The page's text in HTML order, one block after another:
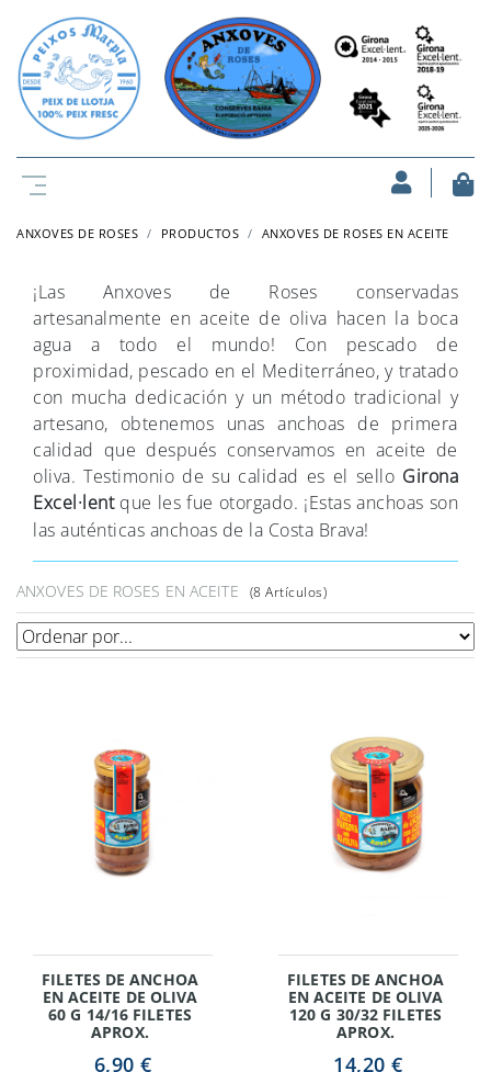
ANXOVES DE ROSES PRODUCTOS ANXOVES DE ROSES EN ACEITE
¡Las Anxoves de Roses conservadas
artesanalmente en aceite de oliva hacen la boca
agua a todo el mundo! Con pescado de
proximidad, pescado en el Mediterráneo, y tratado
con mucha dedicación y un método tradicional y
artesano, obtenemos unas anchoas de primera
calidad que después conservamos en aceite de
oliva. Testimonio de su calidad es el sello Girona
Excel·lent que les fue otorgado. ¡Estas anchoas son
las auténticas anchoas de la Costa Brava!
ANXOVES DE ROSES EN ACEITE (8 Artículos)
FILETES DE ANCHOA
EN ACEITE DE OLIVA
60 G 14/16 FILETES
APROX.
6,90 €
FILETES DE ANCHOA
EN ACEITE DE OLIVA
120 G 30/32 FILETES
APROX.
14,20 €